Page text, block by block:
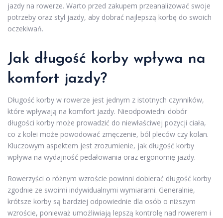
jazdy na rowerze. Warto przed zakupem przeanalizować swoje
potrzeby oraz styl jazdy, aby dobrać najlepszą korbę do swoich
oczekiwań.
Jak długość korby wpływa na
komfort jazdy?
Długość korby w rowerze jest jednym z istotnych czynników,
które wpływają na komfort jazdy. Nieodpowiedni dobór
długości korby może prowadzić do niewłaściwej pozycji ciała,
co z kolei może powodować zmęczenie, ból pleców czy kolan.
Kluczowym aspektem jest zrozumienie, jak długość korby
wpływa na wydajność pedałowania oraz ergonomię jazdy.
Rowerzyści o różnym wzroście powinni dobierać długość korby
zgodnie ze swoimi indywidualnymi wymiarami. Generalnie,
krótsze korby są bardziej odpowiednie dla osób o niższym
wzroście, ponieważ umożliwiają lepszą kontrolę nad rowerem i